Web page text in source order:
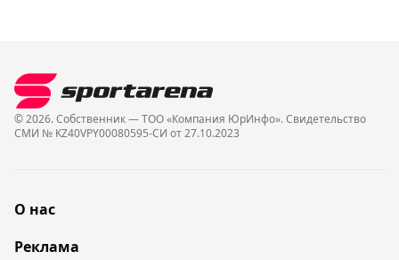
© 2026. Собственник — ТОО «Компания ЮрИнфо». Cвидетельство
СМИ № KZ40VPY00080595-СИ от 27.10.2023
О нас
Реклама